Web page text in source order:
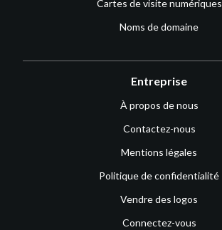
Cartes de visite numériques
Noms de domaine
Entreprise
À propos de nous
Contactez-nous
Mentions légales
Politique de confidentialité
Vendre des logos
Connectez-vous